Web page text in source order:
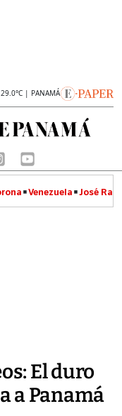
| PANAMÁ
Venezuela José
El duro
a Panamá